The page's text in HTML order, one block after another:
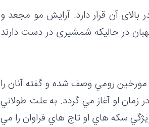
بالای آن قرار دارد. آرایش مو مجعد و
در حالیکه شمشیری در دست دارند
رومي وصف شده و گفته آنان را
او آغاز مي گردد. به علت طولاني
سكه هاي او تاج هاي فراوان را مي